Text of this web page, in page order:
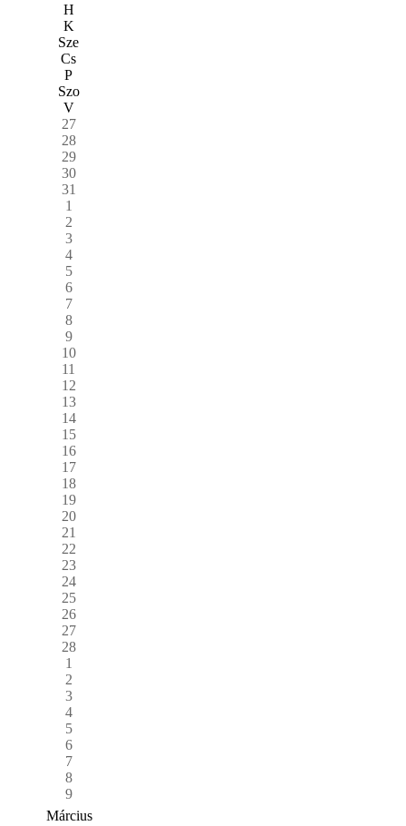
H
K
Sze
Cs
P
Szo
V
27
28
29
30
31
1
2
3
4
5
6
7
8
9
10
11
12
13
14
15
16
17
18
19
20
21
22
23
24
25
26
27
28
1
2
3
4
5
6
7
8
9
Március